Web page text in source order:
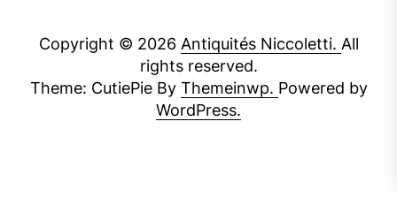
Copyright © 2026 Antiquités Niccoletti. All
rights reserved.
Theme: CutiePie By Themeinwp. Powered by
WordPress.